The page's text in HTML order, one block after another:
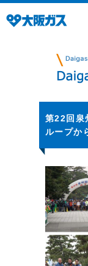
第22回泉
ループか